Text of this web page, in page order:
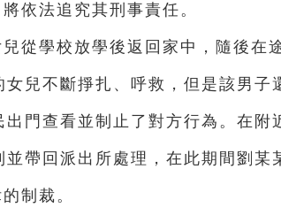
依法追究其刑事責任。
從學校放學後返回家中，隨後在
兒不斷掙扎、呼救，但是該男子
門查看並制止了對方行為。在附
帶回派出所處理，在此期間劉某
制裁。